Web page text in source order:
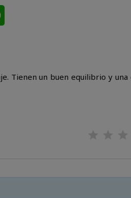
Tienen un buen equilibrio y una